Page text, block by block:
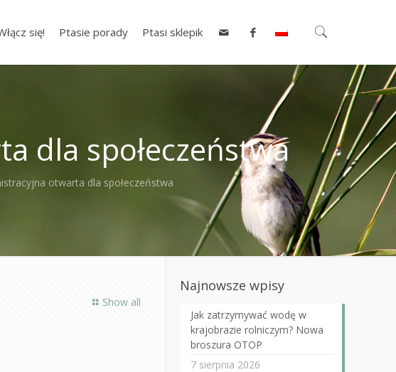
się! Ptasie porady Ptasi sklepik
dla społeczeństwa
otwarta dla społeczeństwa
Show all
Najnowsze wpisy
Jak zatrzymywać wodę w
krajobrazie rolniczym? Nowa
broszura OTOP
7 sierpnia 2026